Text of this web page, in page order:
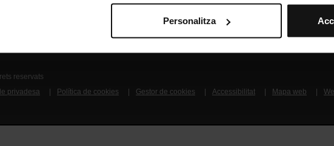
hi. Només pots consultar la nostraPolítica de cookies
Personalitza
reservats
privadesa Política de cookies Gestor de cookies Accessibilitat Mapa web